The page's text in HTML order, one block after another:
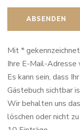
Mit *
Ihre E-Mail-
Es kann sein, dass
Gästebuch sichtbar
Wir behalten uns
löschen oder nicht